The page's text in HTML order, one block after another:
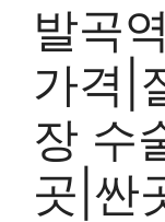
발곡
가격|
장 수
곳|싼